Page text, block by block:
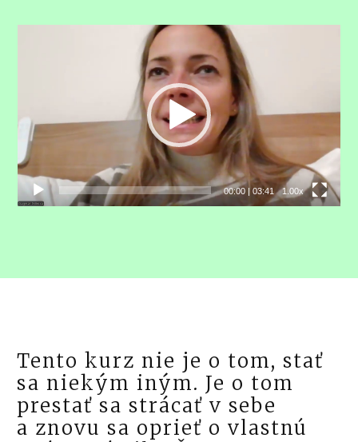
00:00| 03:41 1.00x
Tento kurz nie je o tom, stať
sa niekým iným. Je o tom
prestať sa strácať v sebe
a znovu sa oprieť o vlastnú